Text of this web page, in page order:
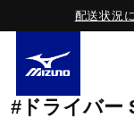
配送状況
ミズノ公式オンライン
#ドライバー